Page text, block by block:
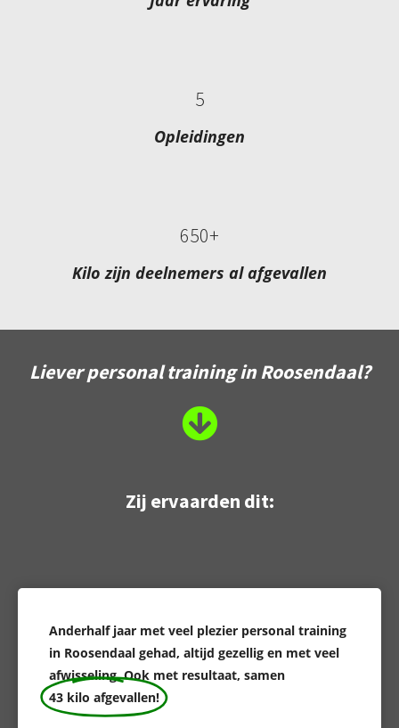
5
Opleidingen
650+
Kilo zijn deelnemers al afgevallen
Liever personal training in Roosendaal?
Zij ervaarden dit:
Anderhalf jaar met veel plezier personal training
in Roosendaal gehad, altijd gezellig en met veel
afwisseling. Ook met resultaat, samen
43 kilo afgevallen!